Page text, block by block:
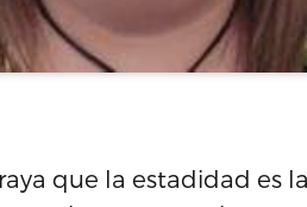
que la estadidad es